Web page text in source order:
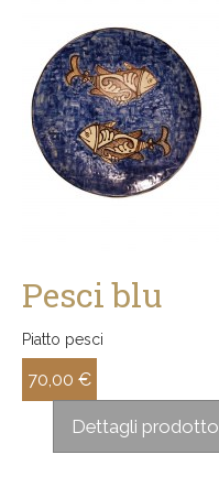
Pesci blu
Piatto pesci
70,00 €
Dettagli prodotto